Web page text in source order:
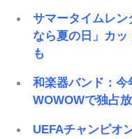
サマータイムレン
なら夏の日」カ
も
和楽器バンド：今
WOWOWで独占
UEFAチャンピオ